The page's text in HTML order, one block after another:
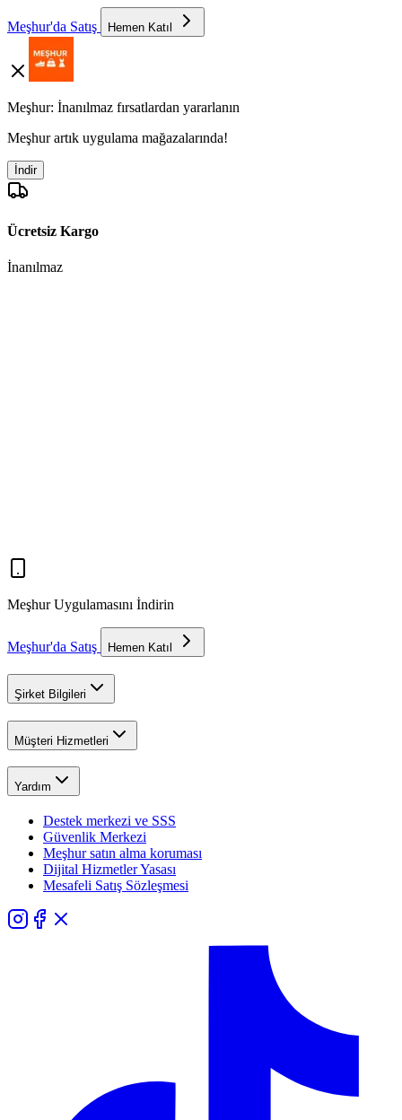
Meşhur'da Satış Hemen Katıl
Meşhur: İnanılmaz fırsatlardan yararlanın
Meşhur artık uygulama mağazalarında!
İndir
Ücretsiz Kargo
İnanılmaz
Meşhur Uygulamasını İndirin
Meşhur'da Satış Hemen Katıl
Şirket Bilgileri
Müşteri Hizmetleri
Yardım
Destek merkezi ve SSS
Güvenlik Merkezi
Meşhur satın alma koruması
Dijital Hizmetler Yasası
Mesafeli Satış Sözleşmesi